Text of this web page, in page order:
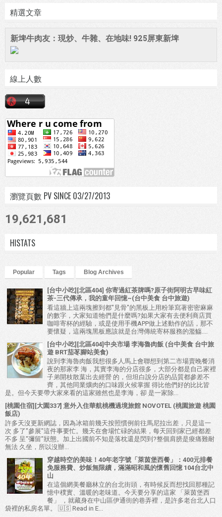
精選文章
新埤牛肉友：現炒、牛雜、在地味! 925屏東新埤
線上人數
瀏覽頁數 PV SINCE 03/27/2013
19,621,681
HISTATS
Popular Tags Blog Archives
[台中小吃][北區404] 你寄過紅茶牌嗎?原子街阿明古早味紅
茶-三代傳承，我的童年回憶~(台中美食 台中旅遊)
看這牆上這兩塊擦到都"見骨"的黑板上用粉筆寫著密密麻麻
的數字，大家知道牠們是什麼嗎?如果大家有去便利商店買
咖啡寄杯的經驗，或是使用手機APP做上述動作的話，那不
要懷疑，這兩塊黑板應該就是台灣傳統寄杯服務的濫觴....
[台中小吃][北區404]中央市場 李海魯肉飯 (台中美食 台中旅
遊 BRT茄苳腳站美食)
說到李海魯肉飯我想很多人馬上會聯想到第二市場賣晚餐消
夜的那家李 海，其實李海的分店很多，大部分都是自己家裡
子弟開枝散葉出去經營 的，但坦白說分店的品質都參差不
齊，其他同業爌肉的口味跟火候掌握 得比他們好的比比皆
是。但今天要帶大家來看的這家雖然也是李海，卻 是一家除...
[桃園住宿][大園337] 意外入住華航桃機過境旅館 NOVOTEL (桃園旅遊 桃園
飯店)
許多天沒更新網誌，因為冰箱前幾天按照慣例前往馬尼拉出差，只是這一
次 多了"參展"這件事要忙。幾天在會場忙碌的結果，每天回到家已經都差
不多 呈"彌留"狀態。加上出國前不知是落枕還是閃到?整個肩膀是痠痛難耐
無法 久坐，所以沒辦...
穿越時空的美味！40年老字號「萊茵堡西餐」：400元排餐
免服務費、炒飯無限續，滿滿昭和風的懷舊回憶 104台北中
山
在這個網美餐廳林立的台北街頭，有時候反而想找回那種記
憶中樸實、溫暖的老味道。今天要分享的這家 「萊茵堡西
餐」 ，就藏身在中山區伊通街的巷弄裡，是許多老台北人口
袋裡的私房名單。 🇺🇸 Read in E...